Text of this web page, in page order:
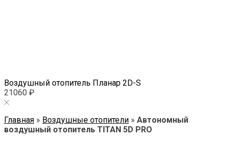
Воздушный отопитель Планар 2D-S
21060 ₽
Главная » Воздушные отопители » Автономный
воздушный отопитель TITAN 5D PRO